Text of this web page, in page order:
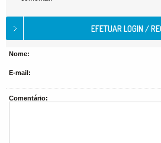
Nome:
E-mail:
Comentário: